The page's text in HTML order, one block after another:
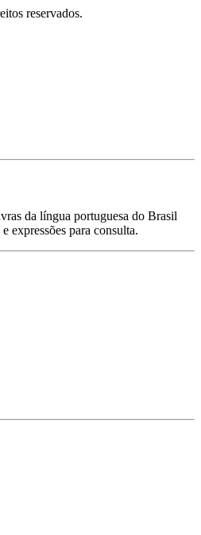
reservados.
da língua portuguesa do Brasil
expressões para consulta.